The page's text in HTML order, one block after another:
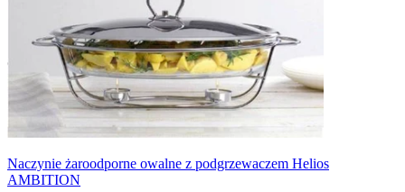
Naczynie żaroodporne owalne z podgrzewaczem Helios
AMBITION